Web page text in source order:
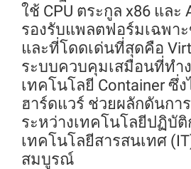
ใช้ CPU ตระกูล x86 และ
รองรับแพลตฟอร์มเฉพา
และที่โดดเด่นที่สุดคือ
ระบบควบคุมเสมือนที่ทำ
เทคโนโลยี Container ซึ่
ฮาร์ดแวร์ ช่วยผลักดันกา
ระหว่างเทคโนโลยีปฏิบัติ
เทคโนโลยีสารสนเทศ
สมบูรณ์